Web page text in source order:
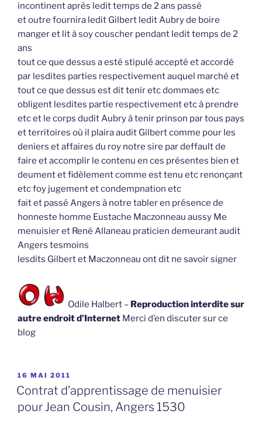
incontinent après ledit temps de 2 ans passé
et outre fournira ledit Gilbert ledit Aubry de boire
manger et lit à soy couscher pendant ledit temps de 2
ans
tout ce que dessus a esté stipulé accepté et accordé
par lesdites parties respectivement auquel marché et
tout ce que dessus est dit tenir etc dommaes etc
obligent lesdites partie respectivement etc à prendre
etc et le corps dudit Aubry à tenir prinson par tous pays
et territoires où il plaira audit Gilbert comme pour les
deniers et affaires du roy notre sire par deffault de
faire et accomplir le contenu en ces présentes bien et
deument et fidèlement comme est tenu etc renonçant
etc foy jugement et condempnation etc
fait et passé Angers à notre tabler en présence de
honneste homme Eustache Maczonneau aussy Me
menuisier et René Allaneau praticien demeurant audit
Angers tesmoins
lesdits Gilbert et Maczonneau ont dit ne savoir signer
Odile Halbert – Reproduction interdite sur
autre endroit d’Internet Merci d’en discuter sur ce
blog
PUBLIÉ
LE
16 MAI 2011
Contrat d’apprentissage de menuisier
pour Jean Cousin, Angers 1530